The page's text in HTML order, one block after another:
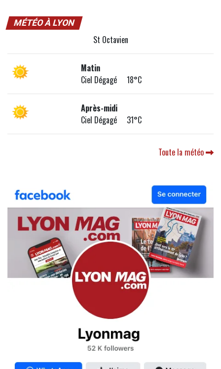
MÉTÉO À LYON
St Octavien
Matin
Ciel Dégagé 18°C
Après-midi
Ciel Dégagé 31°C
Toute la météo